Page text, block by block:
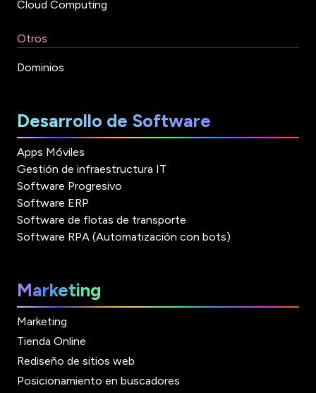
Cloud Computing
Otros
Dominios
Desarrollo de Software
Apps Móviles
Gestión de infraestructura IT
Software Progresivo
Software ERP
Software de flotas de transporte
Software RPA (Automatización con bots)
Marketing
Marketing
Tienda Online
Rediseño de sitios web
Posicionamiento en buscadores